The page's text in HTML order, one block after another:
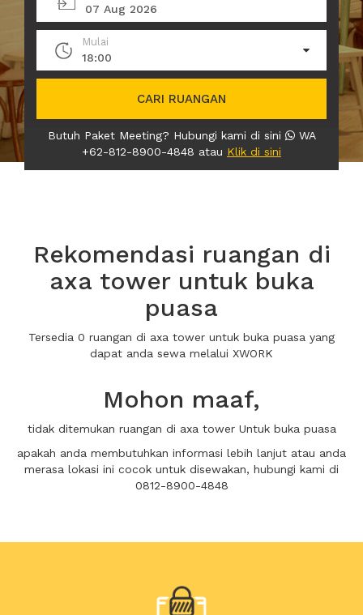
07 Aug 2026
Mulai
18:00
CARI RUANGAN
Butuh Paket Meeting? Hubungi kami di sini
WA
+62-812-8900-4848 atau Klik di sini
Rekomendasi ruangan di
axa tower untuk buka
puasa
Tersedia 0 ruangan di axa tower untuk buka puasa yang
dapat anda sewa melalui XWORK
Mohon maaf,
tidak ditemukan ruangan di axa tower Untuk buka puasa
apakah anda membutuhkan informasi lebih lanjut atau anda
merasa lokasi ini cocok untuk disewakan, hubungi kami di
0812-8900-4848